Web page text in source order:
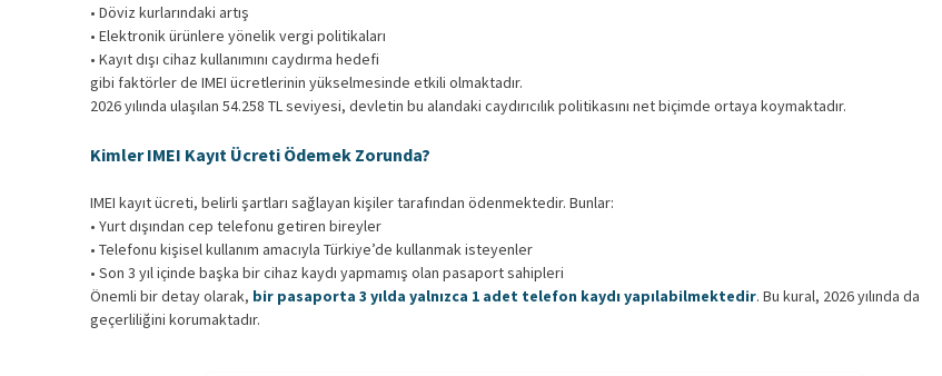
• Döviz kurlarındaki artış
• Elektronik ürünlere yönelik vergi politikaları
• Kayıt dışı cihaz kullanımını caydırma hedefi
gibi faktörler de IMEI ücretlerinin yükselmesinde etkili olmaktadır.
2026 yılında ulaşılan 54.258 TL seviyesi, devletin bu alandaki caydırıcılık politikasını net biçimde ortaya koymaktadır.
Kimler IMEI Kayıt Ücreti Ödemek Zorunda?
IMEI kayıt ücreti, belirli şartları sağlayan kişiler tarafından ödenmektedir. Bunlar:
• Yurt dışından cep telefonu getiren bireyler
• Telefonu kişisel kullanım amacıyla Türkiye’de kullanmak isteyenler
• Son 3 yıl içinde başka bir cihaz kaydı yapmamış olan pasaport sahipleri
Önemli bir detay olarak, bir pasaporta 3 yılda yalnızca 1 adet telefon kaydı yapılabilmektedir. Bu kural, 2026 yılında da
geçerliliğini korumaktadır.